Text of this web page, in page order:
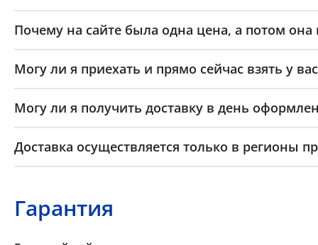
Почему на сайте была одна цена, а потом она
Могу ли я приехать и прямо сейчас взять у
Могу ли я получить доставку в день
Доставка осуществляется только в регионы
Гарантия